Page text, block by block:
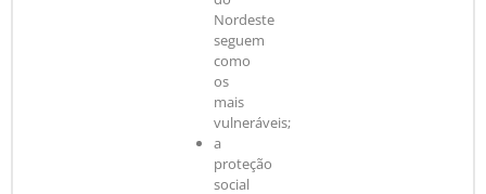
Nordeste
seguem
como
os
mais
vulneráveis;
a
proteção
social